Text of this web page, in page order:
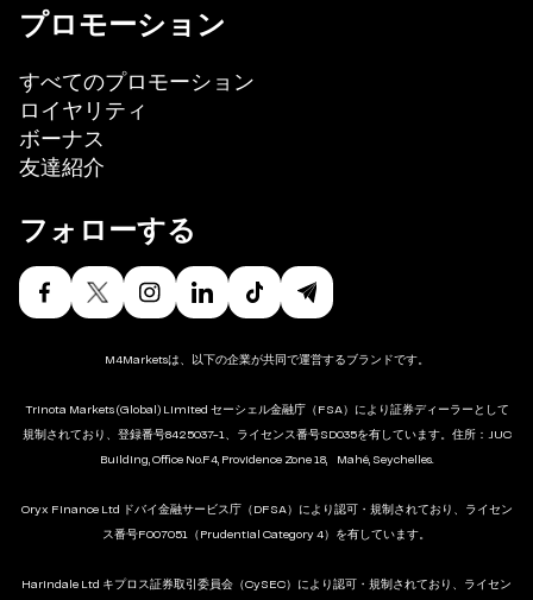
プロモーション
すべてのプロモーション
ロイヤリティ
ボーナス
友達紹介
フォローする
M4Marketsは、以下の企業が共同で運営するブランドです。
Trinota Markets (Global) Limited セーシェル金融庁（FSA）により証券ディーラーとして
規制されており、登録番号8425037-1、ライセンス番号SD035を有しています。住所：JUC
Building, Office No.F4, Providence Zone 18, Mahé, Seychelles.
Oryx Finance Ltd ドバイ金融サービス庁（DFSA）により認可・規制されており、ライセン
ス番号F007051（Prudential Category 4）を有しています。
Harindale Ltd キプロス証券取引委員会（CySEC）により認可・規制されており、ライセン